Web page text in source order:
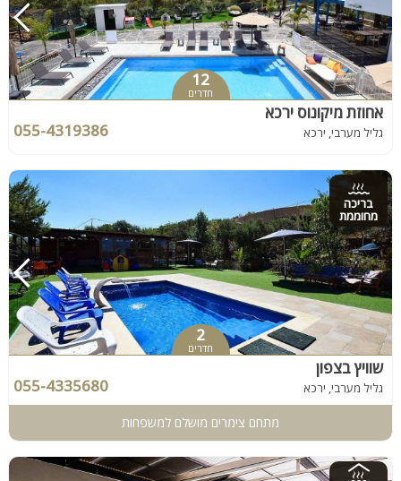
12
חדרים
אחוזת מיקונוס ירכא
גליל מערבי, ירכא 055-4319386
בריכה
מחוממת
2
חדרים
שוויץ בצפון
גליל מערבי, ירכא 055-4335680
מתחם צימרים מושלם למשפחות